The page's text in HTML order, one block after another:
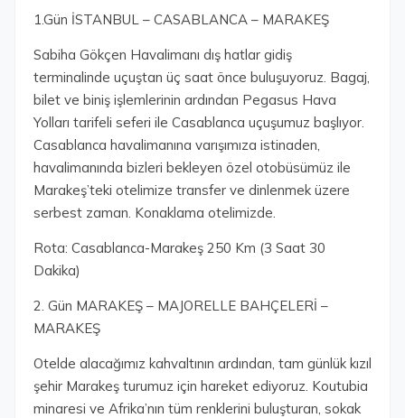
1.Gün İSTANBUL – CASABLANCA – MARAKEŞ
Sabiha Gökçen Havalimanı dış hatlar gidiş
terminalinde uçuştan üç saat önce buluşuyoruz. Bagaj,
bilet ve biniş işlemlerinin ardından Pegasus Hava
Yolları tarifeli seferi ile Casablanca uçuşumuz başlıyor.
Casablanca havalimanına varışımıza istinaden,
havalimanında bizleri bekleyen özel otobüsümüz ile
Marakeş’teki otelimize transfer ve dinlenmek üzere
serbest zaman. Konaklama otelimizde.
Rota: Casablanca-Marakeş 250 Km (3 Saat 30
Dakika)
2. Gün MARAKEŞ – MAJORELLE BAHÇELERİ –
MARAKEŞ
Otelde alacağımız kahvaltının ardından, tam günlük kızıl
şehir Marakeş turumuz için hareket ediyoruz. Koutubia
minaresi ve Afrika’nın tüm renklerini buluşturan, sokak